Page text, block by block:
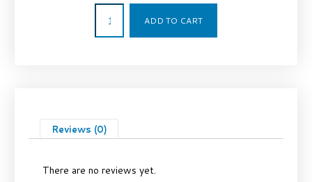
ADD TO CART
Reviews (0)
There are no reviews yet.